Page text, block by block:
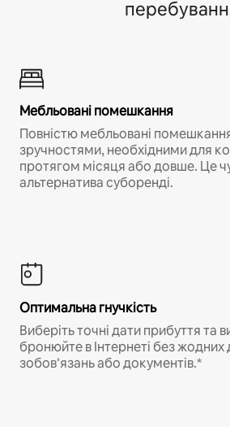
Мебльовані помешкання
Повністю мебльовані
зручностями, необхідними для
протягом місяця або довше. Це
альтернатива суборенді.
Оптимальна гнучкість
Виберіть точні дати прибуття та
бронюйте в Інтернеті без
зобов’язань або документів.*